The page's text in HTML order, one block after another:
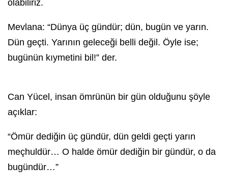
olabiliriz.
Mevlana: “Dünya üç gündür; dün, bugün ve yarın.
Dün geçti. Yarının geleceği belli değil. Öyle ise;
bugünün kıymetini bil!” der.
Can Yücel, insan ömrünün bir gün olduğunu şöyle
açıklar:
“Ömür dediğin üç gündür, dün geldi geçti yarın
meçhuldür… O halde ömür dediğin bir gündür, o da
bugündür…”